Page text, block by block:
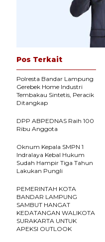
Pos Terkait
Polresta Bandar Lampung
Gerebek Home Industri
Tembakau Sintetis, Peracik
Ditangkap
DPP ABPEDNAS Raih 100
Ribu Anggota
Oknum Kepala SMPN 1
Indralaya Kebal Hukum
Sudah Hampir Tiga Tahun
Lakukan Pungli
PEMERINTAH KOTA
BANDAR LAMPUNG
SAMBUT HANGAT
KEDATANGAN WALIKOTA
SURAKARTA UNTUK
APEKSI OUTLOOK